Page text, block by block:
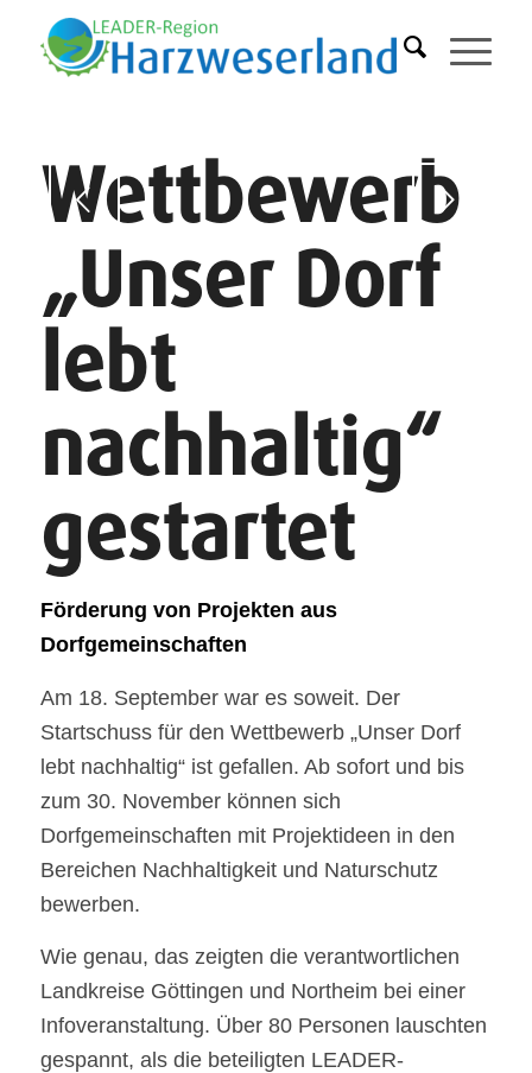
Wettbewerb
„Unser Dorf
lebt
nachhaltig“
gestartet
Förderung von Projekten aus
Dorfgemeinschaften
Am 18. September war es soweit. Der
Startschuss für den Wettbewerb „Unser Dorf
lebt nachhaltig“ ist gefallen. Ab sofort und bis
zum 30. November können sich
Dorfgemeinschaften mit Projektideen in den
Bereichen Nachhaltigkeit und Naturschutz
bewerben.
Wie genau, das zeigten die verantwortlichen
Landkreise Göttingen und Northeim bei einer
Infoveranstaltung. Über 80 Personen lauschten
gespannt, als die beteiligten LEADER-
Weiter